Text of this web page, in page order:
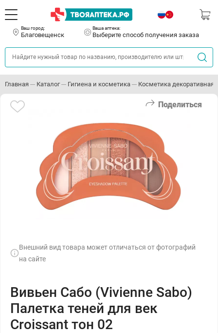
Ваш город:
Благовещенск
Ваша аптека:
Выберите способ получения заказа
Главная Каталог Гигиена и косметика Косметика декоративная
Поделиться
Внешний вид товара может отличаться от фотографий
на сайте
Вивьен Сабо (Vivienne Sabo)
Палетка теней для век
Croissant тон 02